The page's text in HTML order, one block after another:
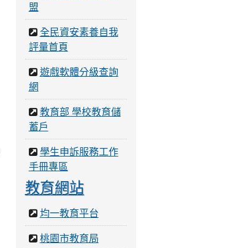
盟
全民資安素養自我
評量首頁
遊戲軟體分級查詢
網
教育部 學校教育儲
蓄戶
學生申訴服務工作
手冊專區
教育網站
均一教育平台
桃園市教育局